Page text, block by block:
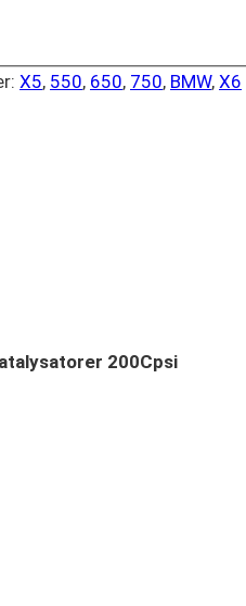
X5, 550, 650, 750, BMW, X6
200Cpsi